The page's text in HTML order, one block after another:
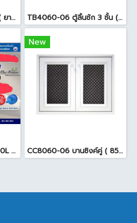
เวเบอร์ คัลเลอร์ เอช อาร์ ( ยาแนวสระว่ายน้ำ ) 18.5 กก. สีดำ TB4060-06 ตู้ลิ้นชัก 3 ชั้น ( 45.7 x 54 x 65.5cm ) สีขาว
WAVE THE PALM - 1000L ถังเก็บน้ำ ( ท่อใน+ลูกลอย ) สีแดงสยาม
New
CC8060-06 บานซิงค์คู่ ( 85.5x65.5x10cm. ) สีขาว